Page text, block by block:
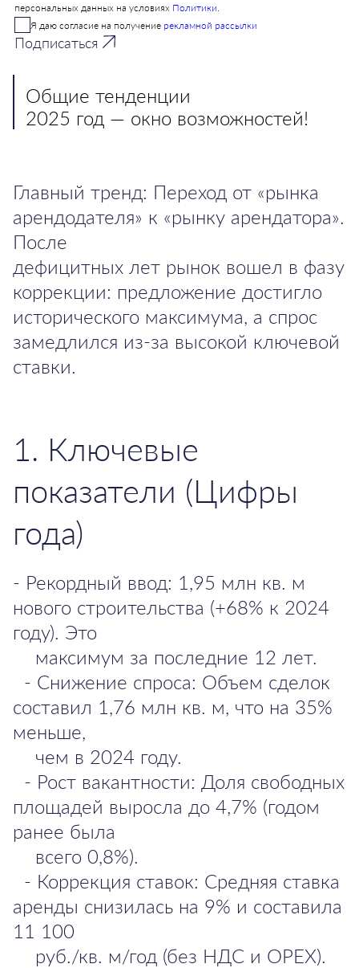
персональных данных на условиях Политики
Я даю согласие на получение рекламной рассылки
Подписаться
Общие тенденции
2025 год — окно возможностей!
Главный тренд: Переход от «рынка
арендодателя» к «рынку арендатора».
После
дефицитных лет рынок вошел в фазу
коррекции: предложение достигло
исторического максимума, а спрос
замедлился из-за высокой ключевой
ставки.
1. Ключевые
показатели (Цифры
года)
- Рекордный ввод: 1,95 млн кв. м
нового строительства (+68% к 2024
году). Это
максимум за последние 12 лет.
- Снижение спроса: Объем сделок
составил 1,76 млн кв. м, что на 35%
меньше,
чем в 2024 году.
- Рост вакантности: Доля свободных
площадей выросла до 4,7% (годом
ранее была
всего 0,8%).
- Коррекция ставок: Средняя ставка
аренды снизилась на 9% и составила
11 100
руб./кв. м/год (без НДС и OPEX).